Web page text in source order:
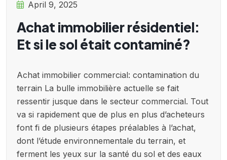
April 9, 2025
Achat immobilier résidentiel:
Et si le sol était contaminé?
Achat immobilier commercial: contamination du
terrain La bulle immobilière actuelle se fait
ressentir jusque dans le secteur commercial. Tout
va si rapidement que de plus en plus d’acheteurs
font fi de plusieurs étapes préalables à l’achat,
dont l’étude environnementale du terrain, et
ferment les yeux sur la santé du sol et des eaux